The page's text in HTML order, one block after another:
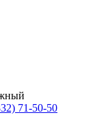
71-50-50